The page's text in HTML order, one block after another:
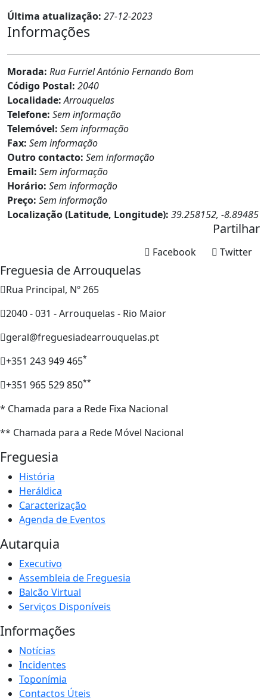
Última atualização: 27-12-2023
Informações
Morada: Rua Furriel António Fernando Bom
Código Postal: 2040
Localidade:Arrouquelas
Telefone: Sem informação
Telemóvel: Sem informação
Fax: Sem informação
Outro contacto: Sem informação
Email: Sem informação
Horário: Sem informação
Preço: Sem informação
Localização (Latitude, Longitude): 39.258152, -8.89485
Partilhar
Twitter
Facebook
Freguesia de Arrouquelas
Rua Principal, Nº 265
2040 - 031 - Arrouquelas - Rio Maior
geral@freguesiadearrouquelas.pt
+351 243 949 465*
+351 965 529 850**
* Chamada para a Rede Fixa Nacional
** Chamada para a Rede Móvel Nacional
Freguesia
História
Heráldica
Caracterização
Agenda de Eventos
Autarquia
Executivo
Assembleia de Freguesia
Balcão Virtual
Serviços Disponíveis
Informações
Notícias
Incidentes
Toponímia
Contactos Úteis